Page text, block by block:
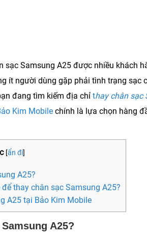
sạc Samsung A25 được nhiều khách
ít người dùng gặp phải tình trạng sạc
đang tìm kiếm địa chỉ thay chân sạc
Kim Mobile chính là lựa chọn hàng
[ẩn đi]
A25?
thay chân sạc Samsung A25?
A25 tại Bảo Kim Mobile
A25?